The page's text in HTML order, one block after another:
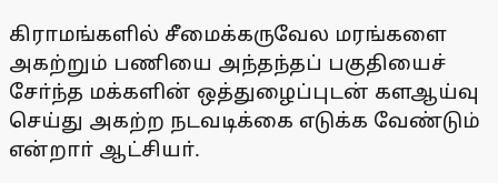
கிராமங்களில் சீமைக்கருவேல மரங்களை
அகற்றும் பணியை அந்தந்தப் பகுதியைச்
சோ்ந்த மக்களின் ஒத்துழைப்புடன் களஆய்வு
செய்து அகற்ற நடவடிக்கை எடுக்க வேண்டும்
என்றாா் ஆட்சியா்.